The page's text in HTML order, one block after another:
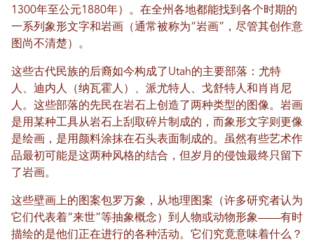
1300年至公元1880年）。在全州各地都能找到各个时期的
一系列象形文字和岩画（通常被称为“岩画”，尽管其创作意
图尚不清楚）。
这些古代民族的后裔如今构成了Utah的主要部落：尤特
人、迪内人（纳瓦霍人）、派尤特人、戈舒特人和肖肖尼
人。这些部落的先民在岩石上创造了两种类型的图像。岩画
是用某种工具从岩石上刮取碎片制成的，而象形文字则更像
是绘画，是用颜料涂抹在石头表面制成的。虽然有些艺术作
品最初可能是这两种风格的结合，但岁月的侵蚀最终只留下
了岩画。
这些壁画上的图案包罗万象，从地理图案（许多研究者认为
它们代表着“来世”等抽象概念）到人物或动物形象——有时
描绘的是他们正在进行的各种活动。它们究竟意味着什么？